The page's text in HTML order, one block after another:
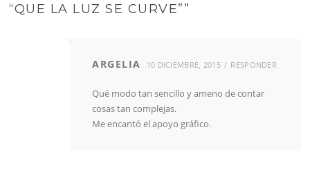
“QUE LA LUZ SE CURVE””
ARGELIA 10 DICIEMBRE, 2015 RESPONDER
Qué modo tan sencillo y ameno de contar
cosas tan complejas.
Me encantó el apoyo gráfico.